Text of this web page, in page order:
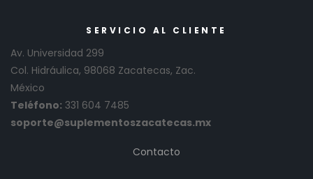
SERVICIO AL CLIENTE
Av. Universidad 299
Col. Hidráulica, 98068 Zacatecas, Zac.
México
Teléfono: 331 604 7485
soporte@suplementoszacatecas.mx
Contacto